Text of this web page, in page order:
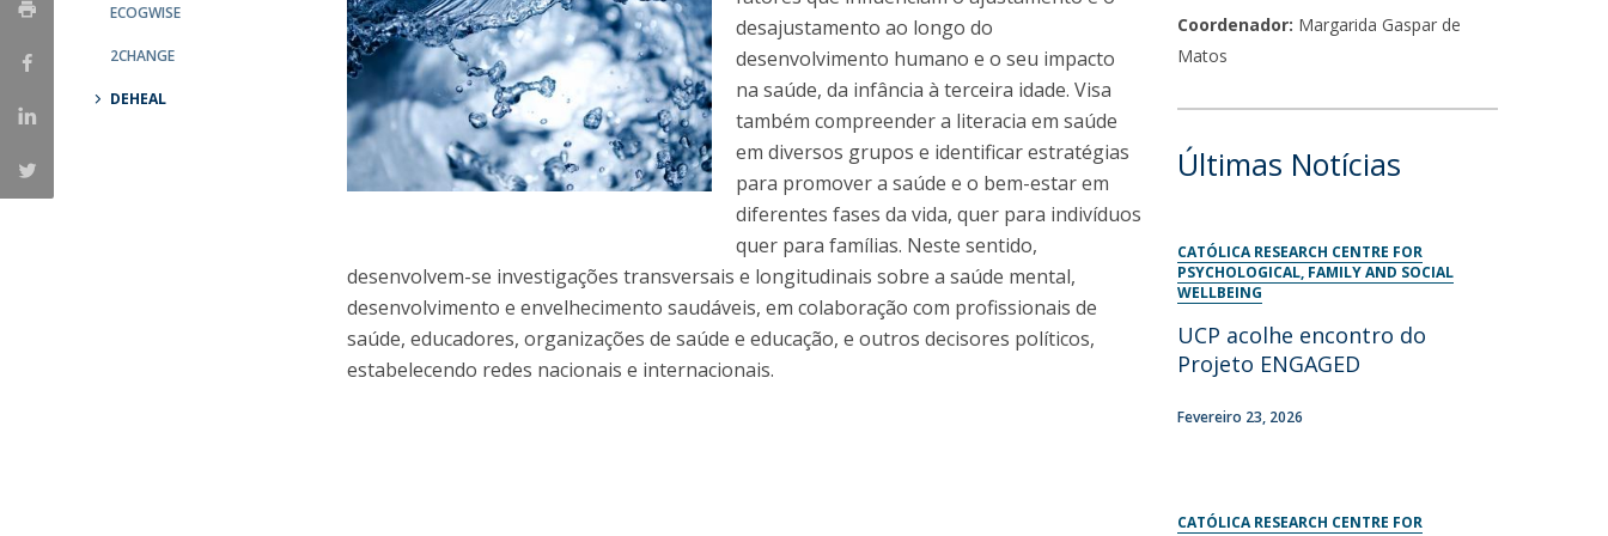
MYFCH Doutoramentos
Católica Research Centre for Psychological, Family and
Social Wellbeing
ECOGWISE
2CHANGE
DEHEAL
desajustamento ao longo do
desenvolvimento humano e o seu impacto
na saúde, da infância à terceira idade. Visa
também compreender a literacia em saúde
em diversos grupos e identificar estratégias
para promover a saúde e o bem-estar em
diferentes fases da vida, quer para indivíduos
quer para famílias. Neste sentido,
desenvolvem-se investigações transversais e longitudinais sobre a saúde mental,
desenvolvimento e envelhecimento saudáveis, em colaboração com profissionais de
saúde, educadores, organizações de saúde e educação, e outros decisores políticos,
estabelecendo redes nacionais e internacionais.
Coordenador: Margarida Gaspar de
Matos
Últimas Notícias
CATÓLICA RESEARCH CENTRE FOR
PSYCHOLOGICAL, FAMILY AND SOCIAL
WELLBEING
UCP acolhe encontro do
Projeto ENGAGED
Fevereiro 23, 2026
CATÓLICA RESEARCH CENTRE FOR